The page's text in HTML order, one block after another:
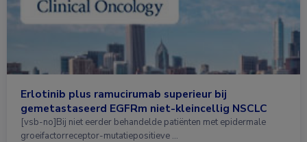
Erlotinib plus ramucirumab superieur bij
gemetastaseerd EGFRm niet-kleincellig NSCLC
[vsb-no]Bij niet eerder behandelde patiënten met epidermale
groeifactorreceptor-mutatiepositieve …